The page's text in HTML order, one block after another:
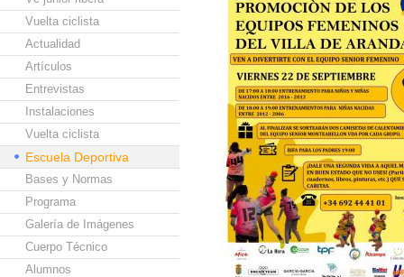
Vuelta ciclista
Actualidad
Artículos
Entrevistas
Instalaciones
Vuelta ciclista
Escuela Deportiva
Bases y Normas
Programa
Galería de Imágenes
Cuerpo Técnico
Alumnos